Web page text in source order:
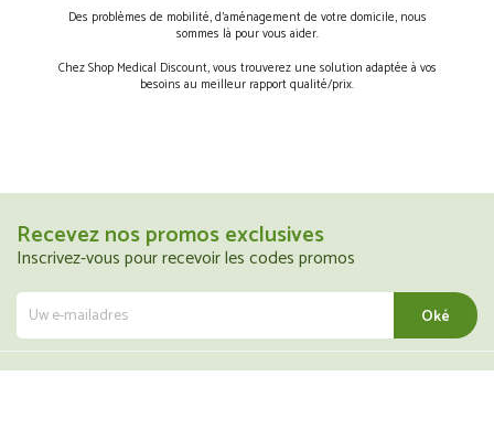
Des problèmes de mobilité, d’aménagement de votre domicile, nous
sommes là pour vous aider.
Chez Shop Medical Discount, vous trouverez une solution adaptée à vos
besoins au meilleur rapport qualité/prix.
Recevez nos promos exclusives
Inscrivez-vous pour recevoir les codes promos